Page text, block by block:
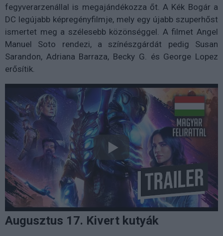
fegyverarzenállal is megajándékozza őt. A Kék Bogár a
DC legújabb képregényfilmje, mely egy újabb szuperhőst
ismertet meg a szélesebb közönséggel. A filmet Angel
Manuel Soto rendezi, a színészgárdát pedig Susan
Sarandon, Adriana Barraza, Becky G. és George Lopez
erősítik.
Augusztus 17. Kivert kutyák